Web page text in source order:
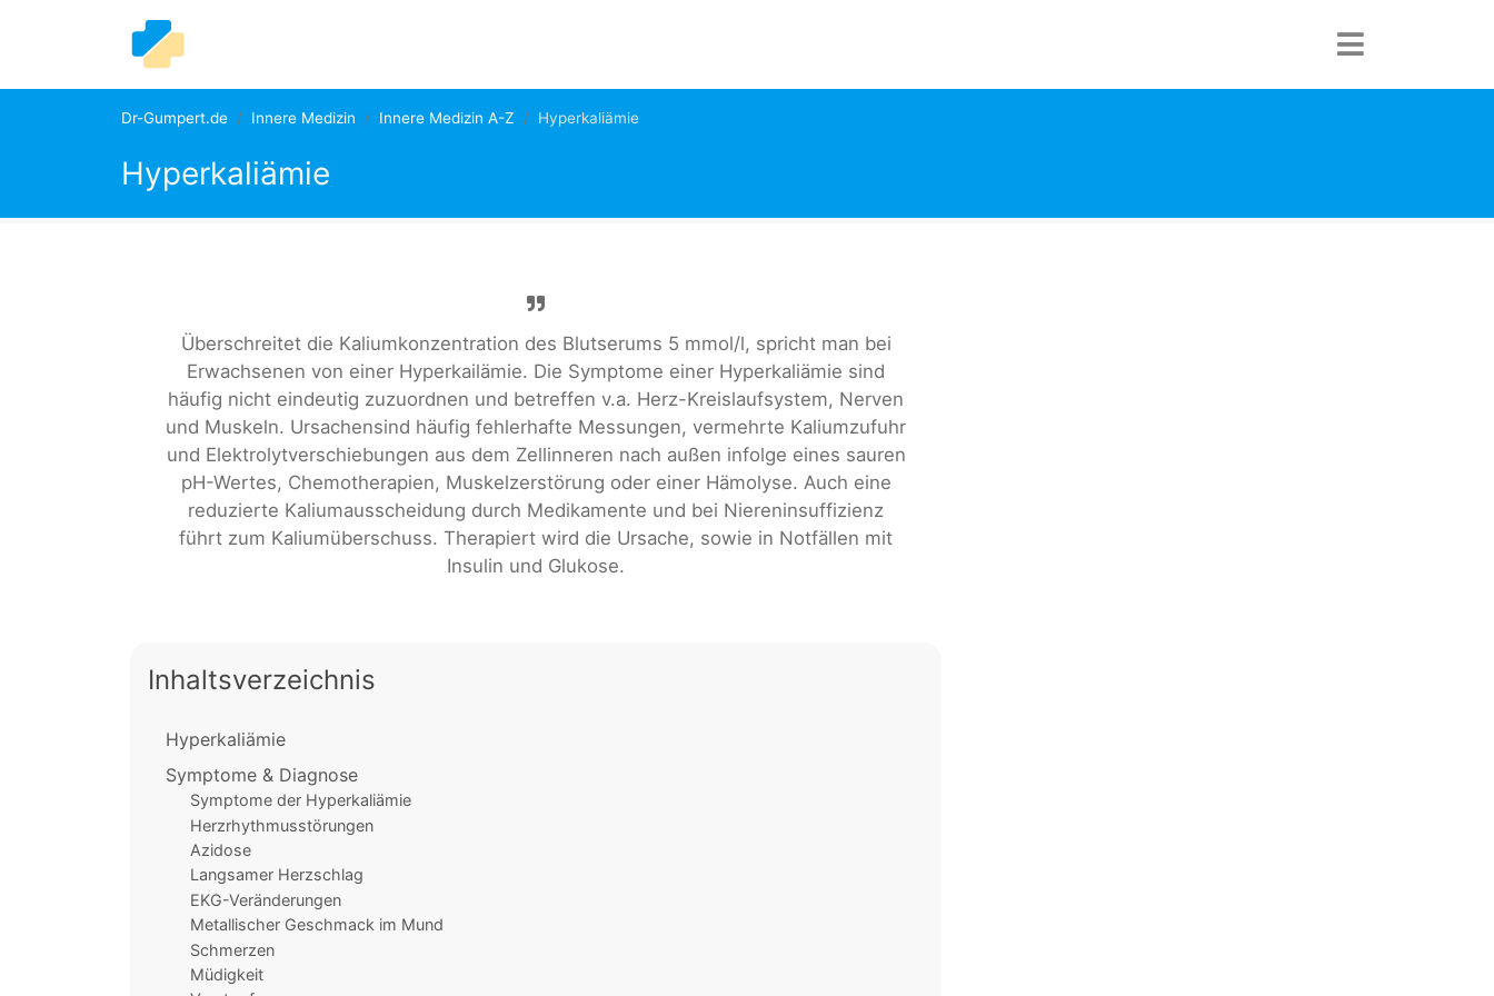
Dr-Gumpert.de Innere Medizin Innere Medizin A-Z Hyperkaliämie
Hyperkaliämie
Überschreitet die Kaliumkonzentration des Blutserums 5 mmol/l, spricht man bei
Erwachsenen von einer Hyperkailämie. Die Symptome einer Hyperkaliämie sind
häufig nicht eindeutig zuzuordnen und betreffen v.a. Herz-Kreislaufsystem, Nerven
und Muskeln. Ursachensind häufig fehlerhafte Messungen, vermehrte Kaliumzufuhr
und Elektrolytverschiebungen aus dem Zellinneren nach außen infolge eines sauren
pH-Wertes, Chemotherapien, Muskelzerstörung oder einer Hämolyse. Auch eine
reduzierte Kaliumausscheidung durch Medikamente und bei Niereninsuffizienz
führt zum Kaliumüberschuss. Therapiert wird die Ursache, sowie in Notfällen mit
Insulin und Glukose.
Inhaltsverzeichnis
Hyperkaliämie
Symptome & Diagnose
Symptome der Hyperkaliämie
Herzrhythmusstörungen
Azidose
Langsamer Herzschlag
EKG-Veränderungen
Metallischer Geschmack im Mund
Schmerzen
Müdigkeit